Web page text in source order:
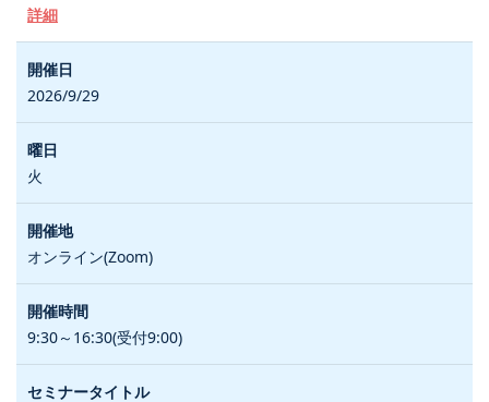
詳細
2026/9/29
火
オンライン(Zoom)
9:30～16:30(受付9:00)